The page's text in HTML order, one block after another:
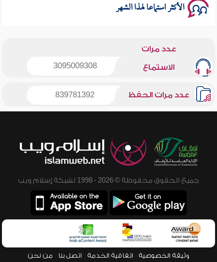
الأكثر استماعا لهذا الشهر
عدد مرات
الاستماع 3095009308
عدد مرات الحفظ 839781392
جميع الحقوق محفوظة © 2026 - 1998 لشبكة إسلام ويب
وثيقة الخصوصية اتفاقية الخدمة اتصل بنا من نحن